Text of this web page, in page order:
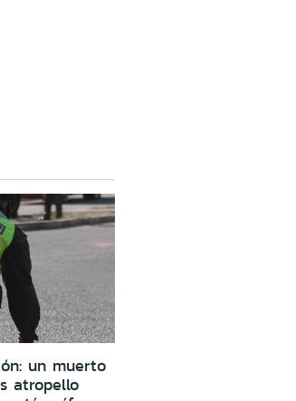
un muerto
atropello